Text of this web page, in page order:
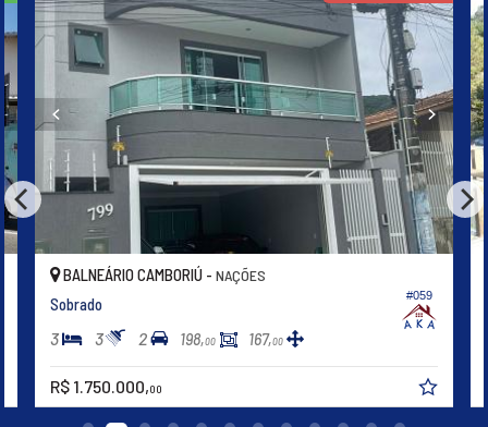
#059
BALNEÁRIO CAMBORIÚ - NAÇÕES
Sobrado
3 3 2 198,00 167,00
R$ 1.750.000,00